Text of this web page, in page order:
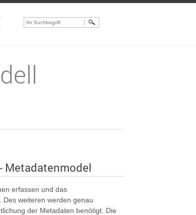
Metadatenmodel
erfassen und das
Des weiteren werden genau
der Metadaten benötigt. Die